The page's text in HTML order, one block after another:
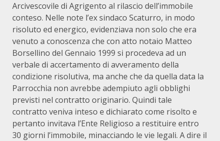
Arcivescovile di Agrigento al rilascio dell’immobile
conteso. Nelle note l’ex sindaco Scaturro, in modo
risoluto ed energico, evidenziava non solo che era
venuto a conoscenza che con atto notaio Matteo
Borsellino del Gennaio 1999 si procedeva ad un
verbale di accertamento di avveramento della
condizione risolutiva, ma anche che da quella data la
Parrocchia non avrebbe adempiuto agli obblighi
previsti nel contratto originario. Quindi tale
contratto veniva inteso e dichiarato come risolto e
pertanto invitava l’Ente Religioso a restituire entro
30 giorni l’immobile, minacciando le vie legali. A dire il